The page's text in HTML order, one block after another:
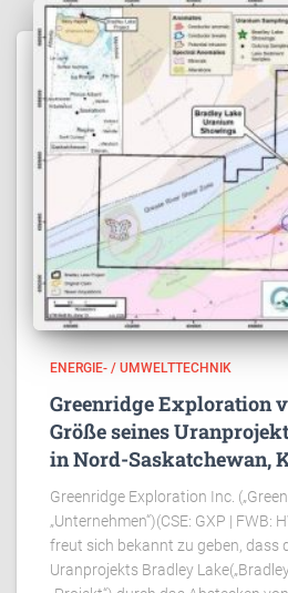
ENERGIE- / UMWELTTECHNIK
Greenridge Exploration
Größe seines
in Nord-Saskatchewan,
Greenridge Exploration Inc.
„Unternehmen“)(CSE: GXP | FWB:
freut sich bekannt zu geben, dass
Uranprojekts Bradley